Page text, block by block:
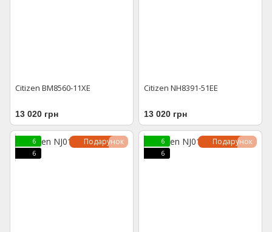
Citizen BM8560-11XE
13 020 грн
Citizen NH8391-51EE
13 020 грн
Подарунок
6
6
Подарунок
6
6